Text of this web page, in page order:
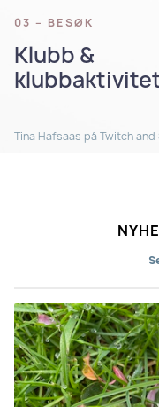
03 – BESØK
Klubb &
Tina Hafsaas på Twitch and